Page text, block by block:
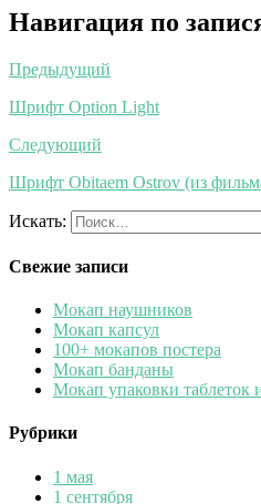
Навигация по
Предыдущий
Шрифт Option Light
Следующий
Шрифт Obitaem Ostrov (из
Искать:
Свежие записи
Мокап наушников
Мокап капсул
100+ мокапов постера
Мокап банданы
Мокап упаковки
Рубрики
1 мая
1 сентября